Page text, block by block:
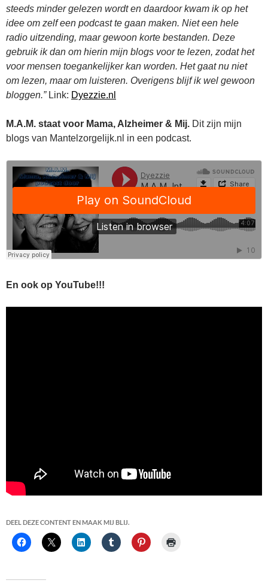
steeds minder gelezen wordt en daardoor kwam ik op het
idee om zelf een podcast te gaan maken. Niet een hele
radio uitzending, maar gewoon korte bestanden. Deze
gebruik ik dan om hierin mijn blogs voor te lezen, zodat het
voor mensen toegankelijker kan worden. Het gaat nu niet
om lezen, maar om luisteren. Overigens blijf ik wel gewoon
bloggen.”Link: Dyezzie.nl
M.A.M. staat voor Mama, Alzheimer & Mij. Dit zijn mijn
blogs van Mantelzorgelijk.nl in een podcast.
En ook op YouTube!!!
DEEL DEZE CONTENT EN MAAK MIJ BLIJ.